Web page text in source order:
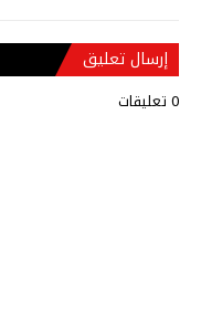
إرسال تعليق
0 تعليقات